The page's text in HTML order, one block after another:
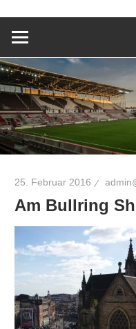
25. Februar 2016
Am Bullring